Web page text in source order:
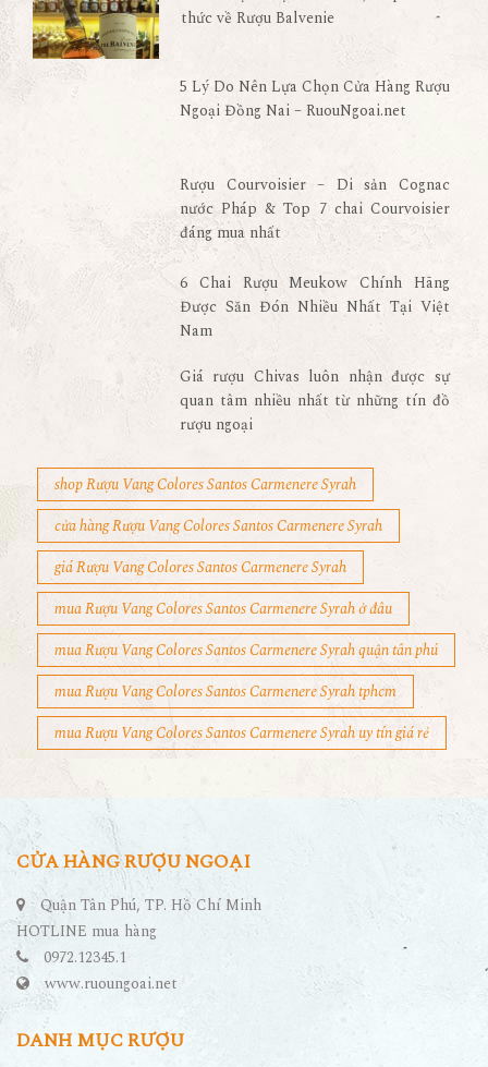
thức về Rượu Balvenie
5 Lý Do Nên Lựa Chọn Cửa Hàng Rượu
Ngoại Đồng Nai – RuouNgoai.net
Rượu Courvoisier – Di sản Cognac
nước Pháp & Top 7 chai Courvoisier
đáng mua nhất
6 Chai Rượu Meukow Chính Hãng
Được Săn Đón Nhiều Nhất Tại Việt
Nam
Giá rượu Chivas luôn nhận được sự
quan tâm nhiều nhất từ những tín đồ
rượu ngoại
shop Rượu Vang Colores Santos Carmenere Syrah
cửa hàng Rượu Vang Colores Santos Carmenere Syrah
giá Rượu Vang Colores Santos Carmenere Syrah
mua Rượu Vang Colores Santos Carmenere Syrah ở đâu
mua Rượu Vang Colores Santos Carmenere Syrah quận tân phú
mua Rượu Vang Colores Santos Carmenere Syrah tphcm
mua Rượu Vang Colores Santos Carmenere Syrah uy tín giá rẻ
CỬA HÀNG RƯỢU NGOẠI
Quận Tân Phú, TP. Hồ Chí Minh
HOTLINE mua hàng
0972.12345.1
www.ruoungoai.net
DANH MỤC RƯỢU